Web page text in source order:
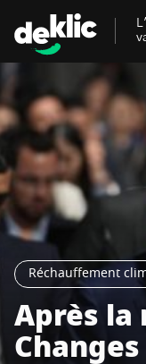
Réchauffement
Après la
Rechercher
Environnement
Aides, bons
Énergies
Mobilités durables
Gestes
Rechercher
:
Les
Transition